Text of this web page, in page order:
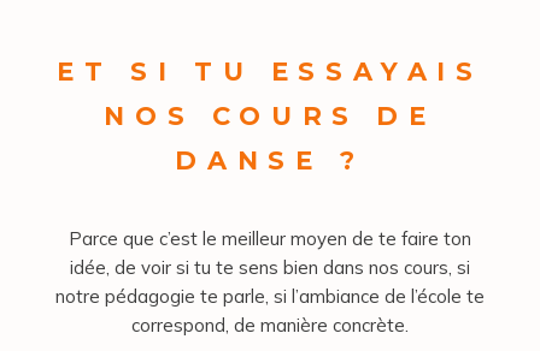
ET SI TU ESSAYAIS
NOS COURS DE
DANSE ?
Parce que c’est le meilleur moyen de te faire ton
idée, de voir si tu te sens bien dans nos cours, si
notre pédagogie te parle, si l’ambiance de l’école te
correspond, de manière concrète.